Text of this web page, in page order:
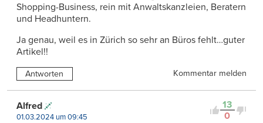
Shopping-Business, rein mit Anwaltskanzleien, Beratern
und Headhuntern.
Ja genau, weil es in Zürich so sehr an Büros fehlt…guter
Artikel!!
Antworten Kommentar melden
13
0
Alfred
01.03.2024 um 09:45